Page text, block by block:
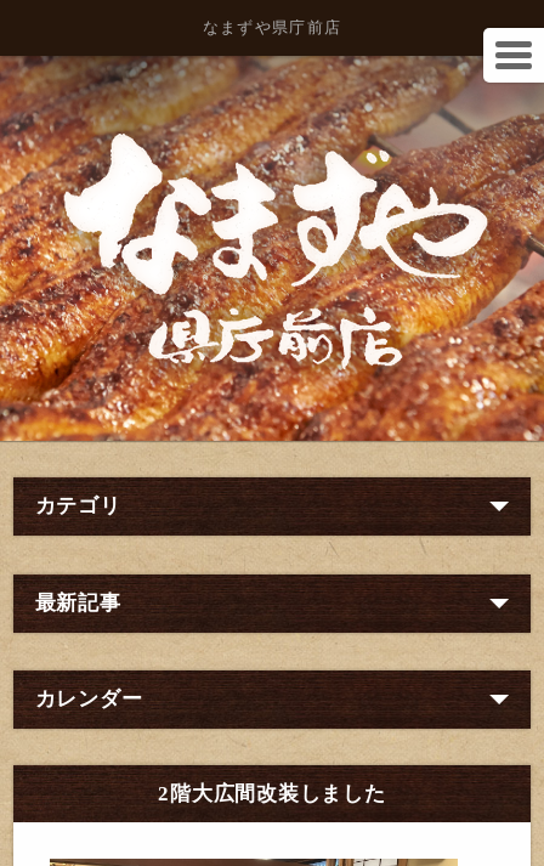
なまずや県庁前店
カテゴリ
最新記事
カレンダー
2階大広間改装しました